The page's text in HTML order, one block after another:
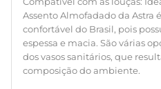
Assento Almofadado da Astra
confortável do Brasil, pois
espessa e macia. São várias
dos vasos sanitários, que
composição do ambiente.